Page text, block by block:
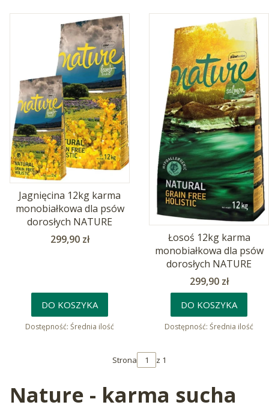
Jagnięcina 12kg karma
monobiałkowa dla psów
dorosłych NATURE
Cena
299,90 zł
DO KOSZYKA
Dostępność: Średnia ilość
Łosoś 12kg karma
monobiałkowa dla psów
dorosłych NATURE
Cena
299,90 zł
DO KOSZYKA
Dostępność: Średnia ilość
Strona z 1
Nature - karma sucha